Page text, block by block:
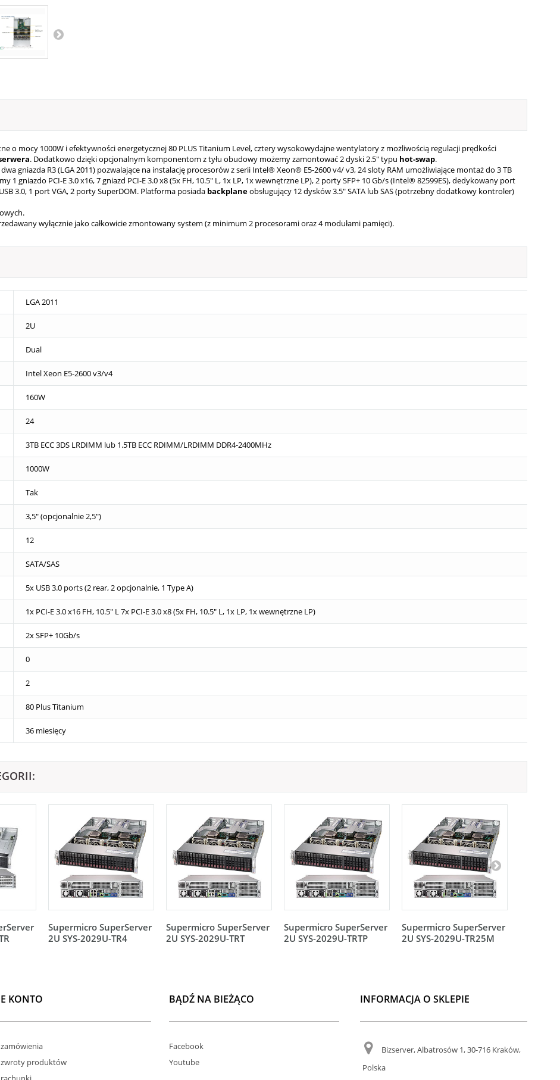
o mocy 1000W i efektywności energetycznej 80 PLUS Titanium Level, cztery wysokowydajne wentylatory z możliwością regulacji prędkości
. Dodatkowo dzięki opcjonalnym komponentom z tyłu obudowy możemy zamontować 2 dyski 2.5" typu hot-swap.
gniazda R3 (LGA 2011) pozwalające na instalację procesorów z serii Intel® Xeon® E5-2600 v4/ v3, 24 sloty RAM umożliwiające montaż do 3 TB
1 gniazdo PCI-E 3.0 x16, 7 gniazd PCI-E 3.0 x8 (5x FH, 10.5" L, 1x LP, 1x wewnętrzne LP), 2 porty SFP+ 10 Gb/s (Intel® 82599ES),dedykowany port
3.0, 1 port VGA, 2 porty SuperDOM. Platforma posiada backplaneobsługujący 12 dysków 3.5" SATA lub SAS (potrzebny dodatkowy kontroler)
wyłącznie jako całkowicie zmontowany system (z minimum 2 procesorami oraz 4 modułami pamięci).
LGA 2011
2U
Dual
Intel Xeon E5-2600 v3/v4
160W
24
3TB ECC 3DS LRDIMM lub 1.5TB ECC RDIMM/LRDIMM DDR4-2400MHz
1000W
Tak
3,5" (opcjonalnie 2,5")
12
SATA/SAS
5x USB 3.0 ports (2 rear, 2 opcjonalnie, 1 Type A)
1x PCI-E 3.0 x16 FH, 10.5" L 7x PCI-E 3.0 x8 (5x FH, 10.5" L, 1x LP, 1x wewnętrzne LP)
2x SFP+ 10Gb/s
0
2
80 Plus Titanium
36 miesięcy
Supermicro SuperServer
2U SYS-2029U-TR4
Supermicro SuperServer
2U SYS-2029U-TRT
Supermicro SuperServer
2U SYS-2029U-TRTP
Supermicro SuperServer
2U SYS-2029U-TR25M
KONTO
produktów
BĄDŹ NA BIEŻĄCO
Facebook
Youtube
INFORMACJA O SKLEPIE
Bizserver, Albatrosów 1, 30-716 Kraków,
Polska